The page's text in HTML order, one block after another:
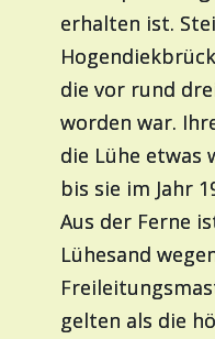
erhalten ist.
die vor rund
worden war.
die Lühe
bis sie im Jahr
Aus der Ferne
Lühesand
gelten als die